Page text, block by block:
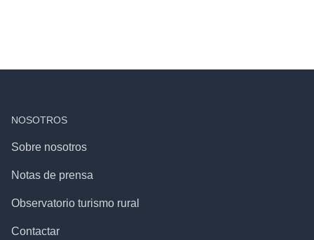
NOSOTROS
Sobre nosotros
Notas de prensa
Observatorio turismo rural
Contactar